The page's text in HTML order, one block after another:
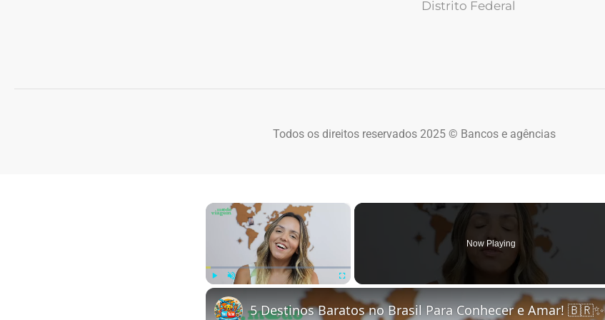
Distrito Federal
Todos os direitos reservados 2025 © Bancos e agências
×
Fullscreen
Now Playing
5 Destinos Baratos no Brasil Para Conhecer e Amar! 🇧🇷✨